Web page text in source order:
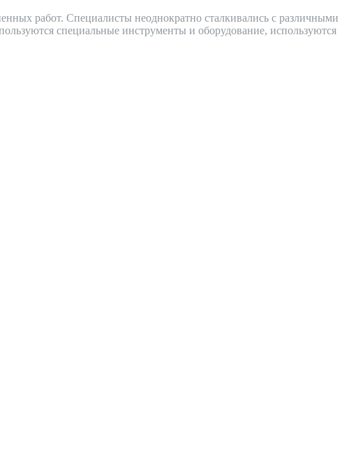
работ. Специалисты неоднократно сталкивались с различными
специальные инструменты и оборудование, используются